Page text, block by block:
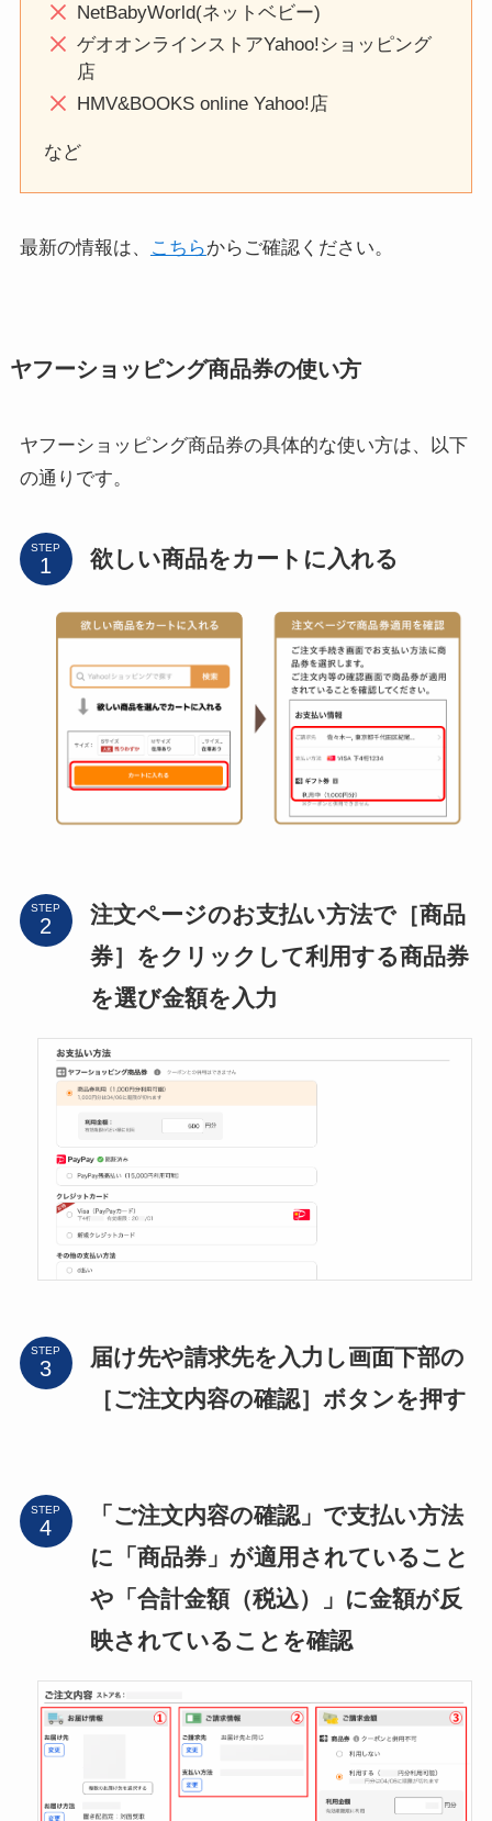
NetBabyWorld(ネットベビー)
ゲオオンラインストアYahoo!ショッピング
店
HMV&BOOKS online Yahoo!店
など
最新の情報は、 こちらからご確認ください。
ヤフーショッピング商品券の使い方
ヤフーショッピング商品券の具体的な使い方は、以下
の通りです。
STEP 欲しい商品をカートに入れる
STEP
注文ページのお支払い方法で［商品
券］をクリックして利用する商品券
を選び金額を入力
STEP
届け先や請求先を入力し画面下部の
［ご注文内容の確認］ボタンを押す
STEP
「ご注文内容の確認」で支払い方法
に「商品券」が適用されていること
や「合計金額（税込）」に金額が反
映されていることを確認